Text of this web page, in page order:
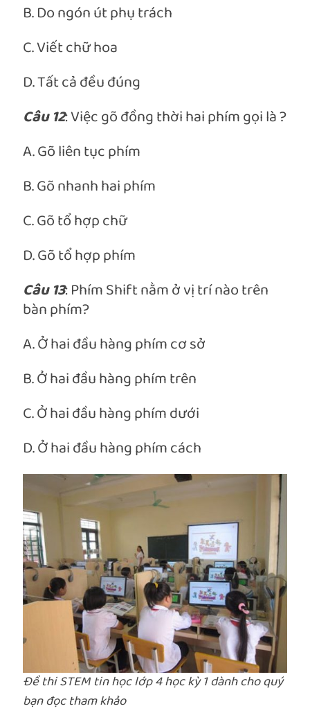
B. Do ngón út phụ trách
C. Viết chữ hoa
D. Tất cả đều đúng
Câu 12: Việc gõ đồng thời hai phím gọi là ?
A. Gõ liên tục phím
B. Gõ nhanh hai phím
C. Gõ tổ hợp chữ
D. Gõ tổ hợp phím
Câu 13: Phím Shift nằm ở vị trí nào trên
bàn phím?
A. Ở hai đầu hàng phím cơ sở
B. Ở hai đầu hàng phím trên
C. Ở hai đầu hàng phím dưới
D. Ở hai đầu hàng phím cách
Đề thi STEM tin học lớp 4 học kỳ 1 dành cho quý
bạn đọc tham khảo